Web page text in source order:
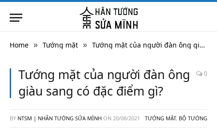
Home » Tướng mặt » Tướng mặt của người đàn ông giàu sang có đặc điểm gì?
Tướng mặt của người đàn ông
giàu sang có đặc điểm gì?
0
BY NTSM | NHÂN TƯỚNG SỬA MÌNH ON 20/08/2021 TƯỚNG MẶT, BỘ TƯỚNG